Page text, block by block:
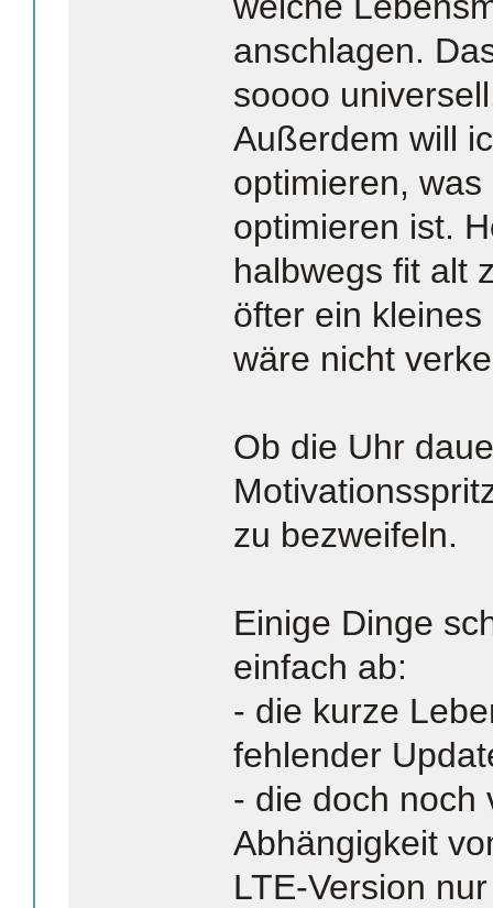
anschlagen.
soooo
Außerdem will
optimieren,
optimieren ist.
halbwegs fit alt
öfter ein
wäre nicht
Ob die Uhr
zu bezweifeln.
Einige Dinge
einfach ab:
- die kurze
fehlender
- die doch noch
Abhängigkeit
LTE-Version